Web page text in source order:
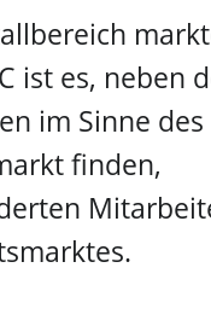
ist es, neben
im Sinne des
finden,